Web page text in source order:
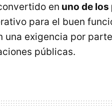
en uno de
para el buen
exigencia por
públicas.